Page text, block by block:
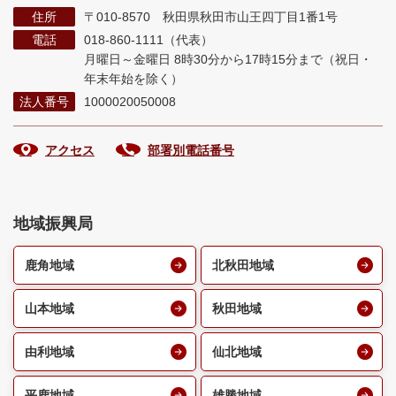
住所
〒010-8570 秋田県秋田市山王四丁目1番1号
電話
018-860-1111（代表）
月曜日～金曜日 8時30分から17時15分まで （祝日・
年末年始を除く）
法人番号
1000020050008
アクセス 部署別電話番号
地域振興局
鹿角地域 北秋田地域
山本地域 秋田地域
由利地域 仙北地域